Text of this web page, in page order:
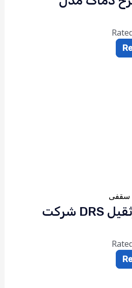
سقفی
چرخ جرثقیل DRS شرکت